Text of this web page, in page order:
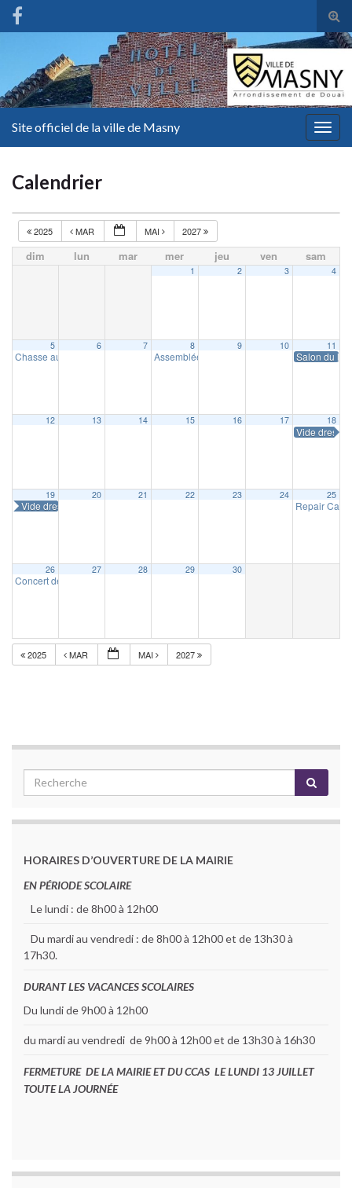
Site officiel de la ville de Masny
Calendrier
2025 MAR MAI 2027
dim lun mar mer jeu ven sam
1 2 3 4
5
Chasse aux œufs
6 7 8
Assemblée générale de Masnystoria14 h 30
9 10 11
Salon du
12 13 14 15 16 17 18
Vide
19
Vide dressing
20 21 22 23 24 25
Repair Café
26
Concert de la Concorde
27 28 29 30
2025 MAR MAI 2027
HORAIRES D’OUVERTURE DE LA MAIRIE
EN PÉRIODE SCOLAIRE
Le lundi : de 8h00 à 12h00
Du mardi au vendredi : de 8h00 à 12h00 et de 13h30 à
17h30.
DURANT LES VACANCES SCOLAIRES
Du lundi de 9h00 à 12h00
du mardi au vendredi de 9h00 à 12h00 et de 13h30 à 16h30
FERMETURE DE LA MAIRIE ET DU CCAS LE LUNDI 13 JUILLET
TOUTE LA JOURNÉE